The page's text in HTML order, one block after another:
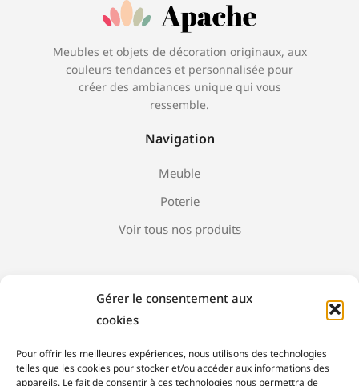
Gérer le consentement aux
cookies
Pour offrir les meilleures expériences, nous utilisons des technologies
telles que les cookies pour stocker et/ou accéder aux informations des
appareils. Le fait de consentir à ces technologies nous permettra de
Meubles et objets de décoration originaux, aux
couleurs tendances et personnalisée pour
créer des ambiances unique qui vous
ressemble.
Navigation
Meuble
Poterie
Voir tous nos produits
Nous contacter
Mentions Légales